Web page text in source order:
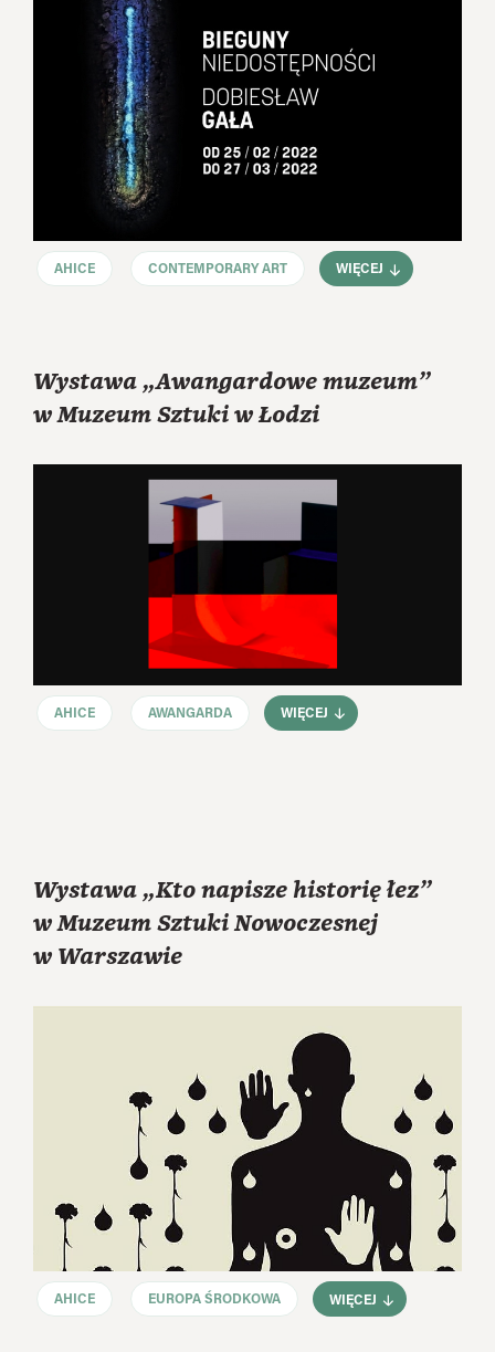
AHICE CONTEMPORARY ART WIĘCEJ
Wystawa „Awangardowe muzeum”
w Muzeum Sztuki w Łodzi
AHICE AWANGARDA WIĘCEJ
Wystawa „Kto napisze historię łez”
w Muzeum Sztuki Nowoczesnej
w Warszawie
AHICE EUROPA ŚRODKOWA WIĘCEJ